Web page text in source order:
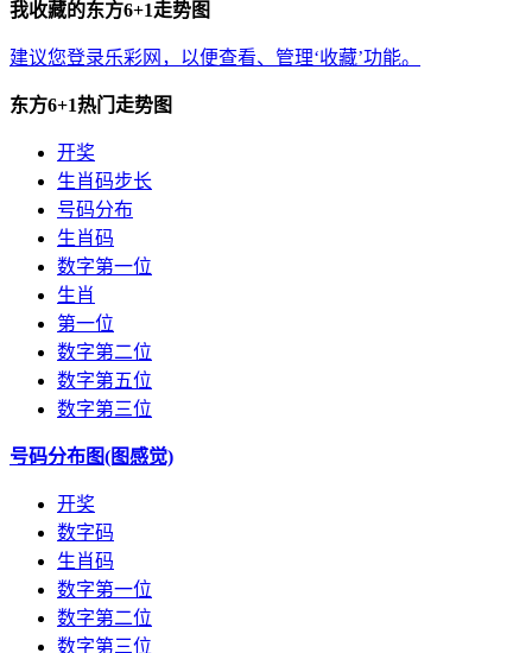
我收藏的东方6+1走势图
建议您登录乐彩网 ，以便查看、管理‘收藏’功能。
东方6+1热门走势图
开奖
生肖码步长
号码分布
生肖码
数字第一位
生肖
第一位
数字第二位
数字第五位
数字第三位
号码分布图(图感觉)
开奖
数字码
生肖码
数字第一位
数字第二位
数字第三位